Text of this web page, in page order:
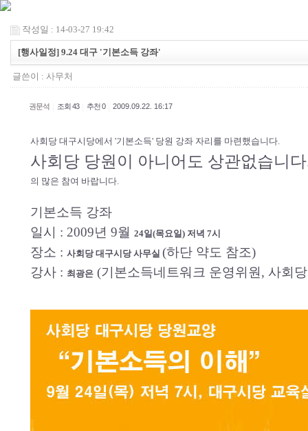
작성일 : 14-03-27 19:42
[행사일정] 9.24 대구 '기본소득 강좌'
글쓴이 : 사무처
권문석 조회 43 추천 0 2009.09.22. 16:17
사회당 대구시당에서 '기본소득' 당원 강좌 자리를 마련했습니다.
사회당 당원이 아니어도 상관없습니
의 많은 참여 바랍니다.
기본소득 강좌
일시 : 2009년 9월 24일(목요일) 저녁 7시
장소 : 사회당 대구시당 사무실 (하단 약도 참조)
강사 : 최광은 (기본소득네트워크 운영위원, 사회